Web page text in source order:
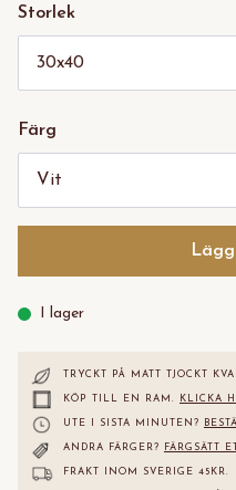
Storlek
Färg
I lager
TRYCKT PÅ MATT TJOCKT
KÖP TILL EN RAM. KLICKA
UTE I SISTA MINUTEN?
ANDRA FÄRGER? FÄRGSÄTT
FRAKT INOM SVERIGE 45KR.